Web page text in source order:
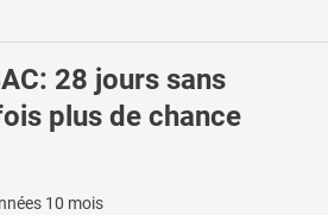
28 jours sans
plus de chance
10 mois